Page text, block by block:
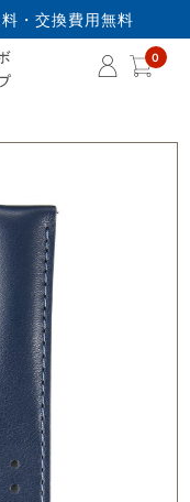
・交換費用無料
セイコータイムラボオ
0